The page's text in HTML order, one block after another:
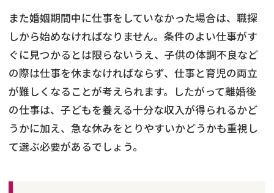
また婚姻期間中に仕事をしていなかった場合は、職探
しから始めなければなりません。条件のよい仕事がす
ぐに見つかるとは限らないうえ、子供の体調不良など
の際は仕事を休まなければならず、仕事と育児の両立
が難しくなることが考えられます。したがって離婚後
の仕事は、子どもを養える十分な収入が得られるかど
うかに加え、急な休みをとりやすいかどうかも重視し
て選ぶ必要があるでしょう。